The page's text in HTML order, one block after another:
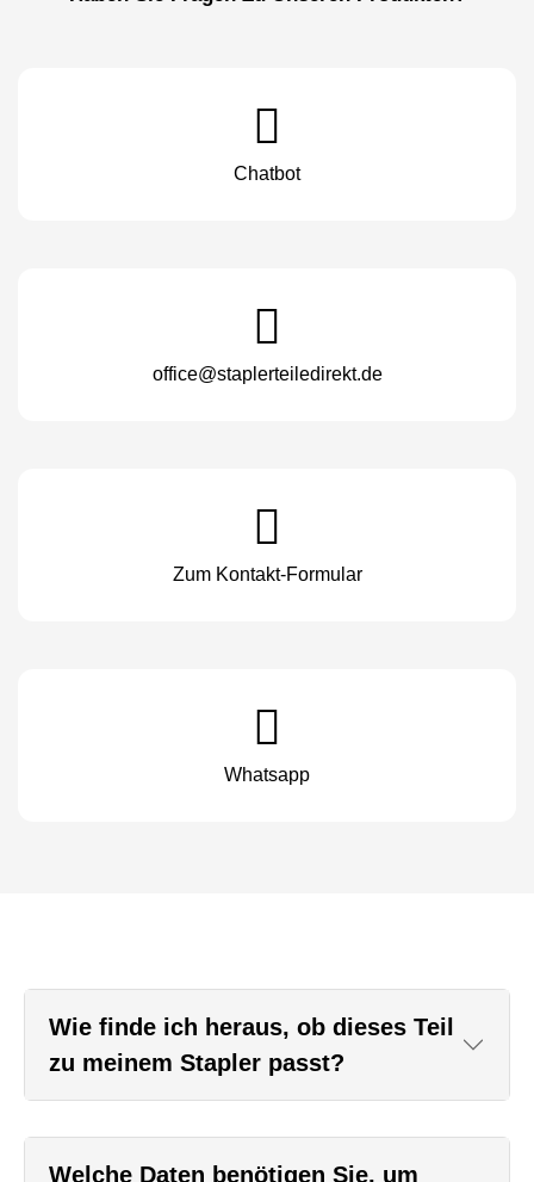
Chatbot
office@staplerteiledirekt.de
Zum Kontakt-Formular
Whatsapp
Wie finde ich heraus, ob dieses Teil
zu meinem Stapler passt?
Welche Daten benötigen Sie, um